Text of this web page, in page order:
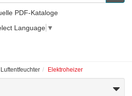
PDF-Kataloge
Language ▼
Elektroheizer